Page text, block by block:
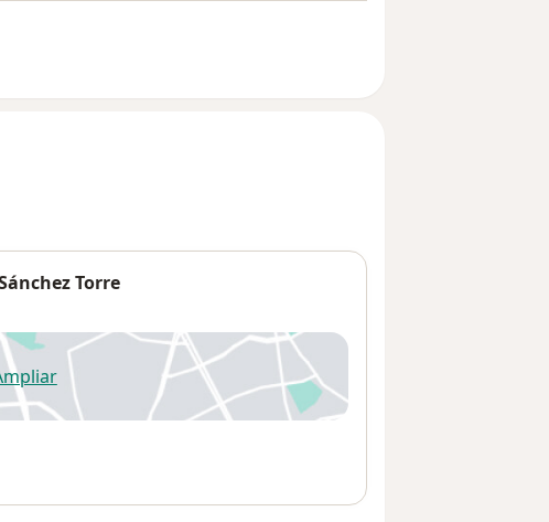
Torre
se abre en una nueva pestaña